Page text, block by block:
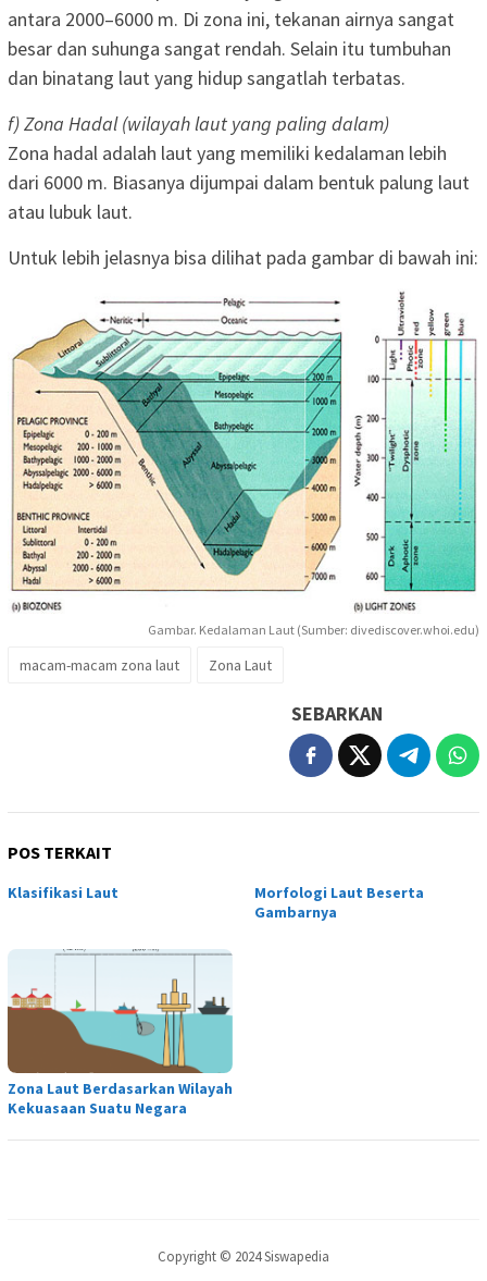
antara 2000–6000 m. Di zona ini, tekanan airnya sangat
besar dan suhunga sangat rendah. Selain itu tumbuhan
dan binatang laut yang hidup sangatlah terbatas.
f) Zona Hadal (wilayah laut yang paling dalam)
Zona hadal adalah laut yang memiliki kedalaman lebih
dari 6000 m. Biasanya dijumpai dalam bentuk palung laut
atau lubuk laut.
Untuk lebih jelasnya bisa dilihat pada gambar di bawah ini:
Gambar. Kedalaman Laut (Sumber: divediscover.whoi.edu)
macam-macam zona laut Zona Laut
SEBARKAN
POS TERKAIT
Klasifikasi Laut
Morfologi Laut Beserta
Gambarnya
Zona Laut Berdasarkan Wilayah
Kekuasaan Suatu Negara
Copyright © 2024 Siswapedia